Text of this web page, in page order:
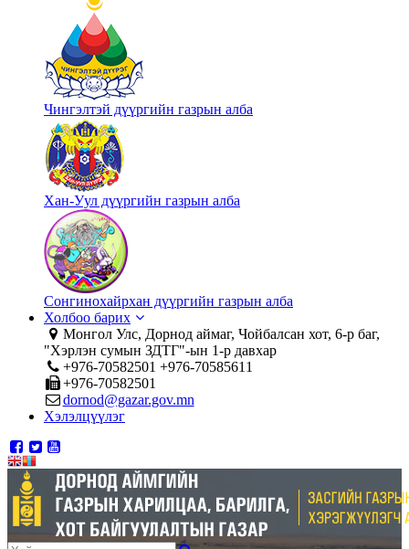
Чингэлтэй дүүргийн газрын алба
Хан-Уул дүүргийн газрын алба
Сонгинохайрхан дүүргийн газрын алба
Холбоо барих
Монгол Улс, Дорнод аймаг, Чойбалсан хот, 6-р баг,
"Хэрлэн сумын ЗДТГ"-ын 1-р давхар
+976-70582501 +976-70585611
+976-70582501
dornod@gazar.gov.mn
Хэлэлцүүлэг